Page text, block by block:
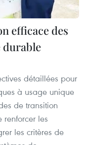
efficace des
durable
détaillées pour
à usage unique
de transition
les
les critères de